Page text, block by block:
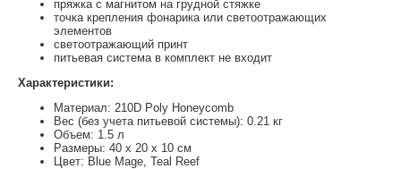
пряжка с магнитом на грудной стяжке
точка крепления фонарика или светоотражающих
элементов
светоотражающий принт
питьевая система в комплект не входит
Характеристики:
Материал: 210D Poly Honeycomb
Вес (без учета питьевой системы): 0.21 кг
Объем: 1.5 л
Размеры: 40 x 20 x 10 см
Цвет: Blue Mage, Teal Reef